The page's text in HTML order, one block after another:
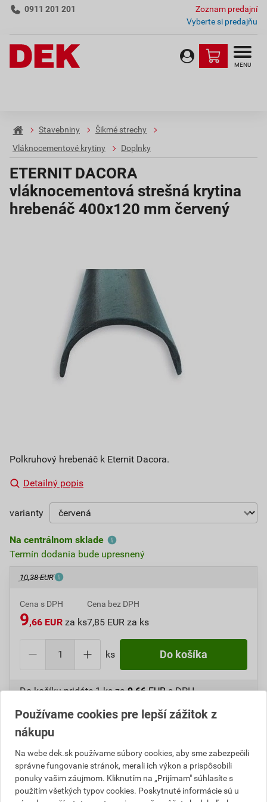
0911 201 201
Zoznam predajní
Vyberte si predajňu
MENU
Stavebniny
Šikmé strechy
Vláknocementové krytiny
Doplnky
ETERNIT DACORA
vláknocementová strešná krytina
hrebenáč 400x120 mm červený
Polkruhový hrebenáč k Eternit Dacora.
Detailný popis
varianty
Na centrálnom sklade
Termín dodania bude upresnený
10,38 EUR
Cena s DPH
9,66 EUR za ks
Cena bez DPH
7,85 EUR za ks
ks Do košíka
Do košíku pridáte1 ksza9,66EURs DPH
Číslo položky:
Popis
Používame cookies pre lepší zážitok z
nákupu
Na webe dek.sk používame súbory cookies, aby sme zabezpečili
správne fungovanie stránok, merali ich výkon a prispôsobili
ponuky vašim záujmom. Kliknutím na „Prijímam" súhlasíte s
použitím všetkých typov cookies. Poskytnuté informácie sú u